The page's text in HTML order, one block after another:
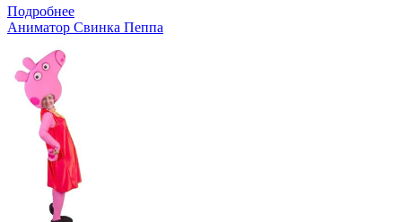
Подробнее
Аниматор Свинка Пеппа